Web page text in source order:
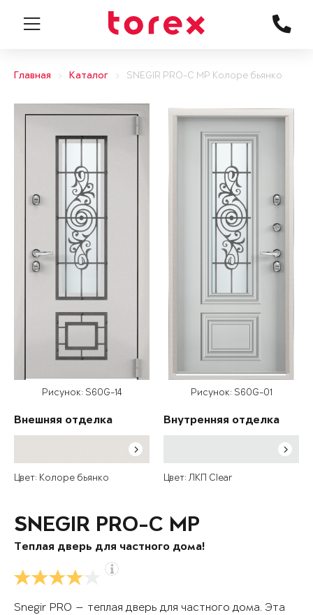
Главная Каталог SNEGIR PRO-C MP Колоре бьянко
Рисунок: S60G-14
Внешняя отделка
Цвет: Колоре бьянко
Рисунок: S60G-01
Внутренняя отделка
Цвет: ЛКП Clear
SNEGIR PRO-C MP
Теплая дверь для частного дома!
Snegir PRO — теплая дверь для частного дома. Эта